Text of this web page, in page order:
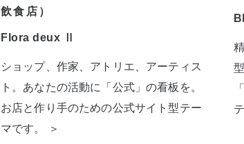
飲食店）
Flora deux Ⅱ
ショップ、作家、アトリエ、アーティス
ト。あなたの活動に「公式」の看板を。
お店と作り手のための公式サイト型テー
マです。 ＞